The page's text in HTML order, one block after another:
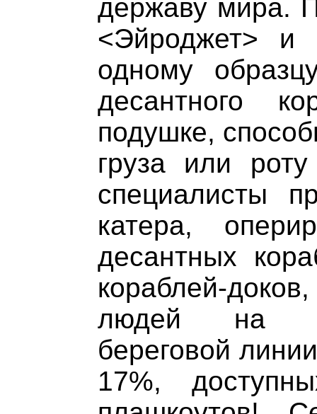
державу мира.
<Эйроджет> и
одному
десантного
подушке,
груза или
специалисты
катера,
десантных
кораблей-
людей на
береговой
17%,